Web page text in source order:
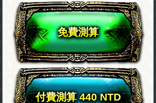
免費測算
付費測算 440 NTD